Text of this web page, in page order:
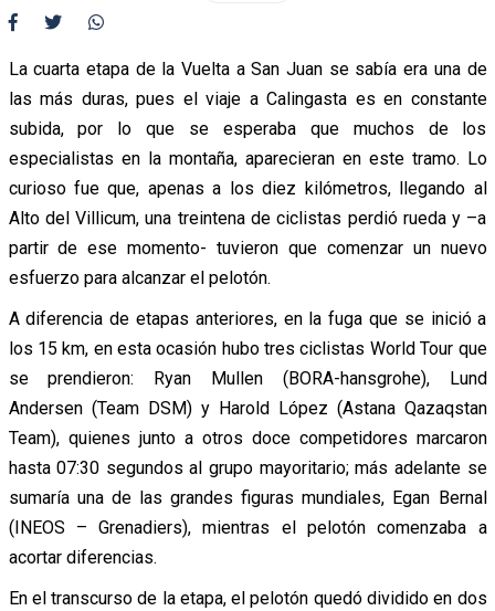
La cuarta etapa de la Vuelta a San Juan se sabía era una de
las más duras, pues el viaje a Calingasta es en constante
subida, por lo que se esperaba que muchos de los
especialistas en la montaña, aparecieran en este tramo. Lo
curioso fue que, apenas a los diez kilómetros, llegando al
Alto del Villicum, una treintena de ciclistas perdió rueda y –a
partir de ese momento- tuvieron que comenzar un nuevo
esfuerzo para alcanzar el pelotón.
A diferencia de etapas anteriores, en la fuga que se inició a
los 15 km, en esta ocasión hubo tres ciclistas World Tour que
se prendieron: Ryan Mullen (BORA-hansgrohe), Lund
Andersen (Team DSM) y Harold López (Astana Qazaqstan
Team), quienes junto a otros doce competidores marcaron
hasta 07:30 segundos al grupo mayoritario; más adelante se
sumaría una de las grandes figuras mundiales, Egan Bernal
(INEOS – Grenadiers), mientras el pelotón comenzaba a
acortar diferencias.
En el transcurso de la etapa, el pelotón quedó dividido en dos